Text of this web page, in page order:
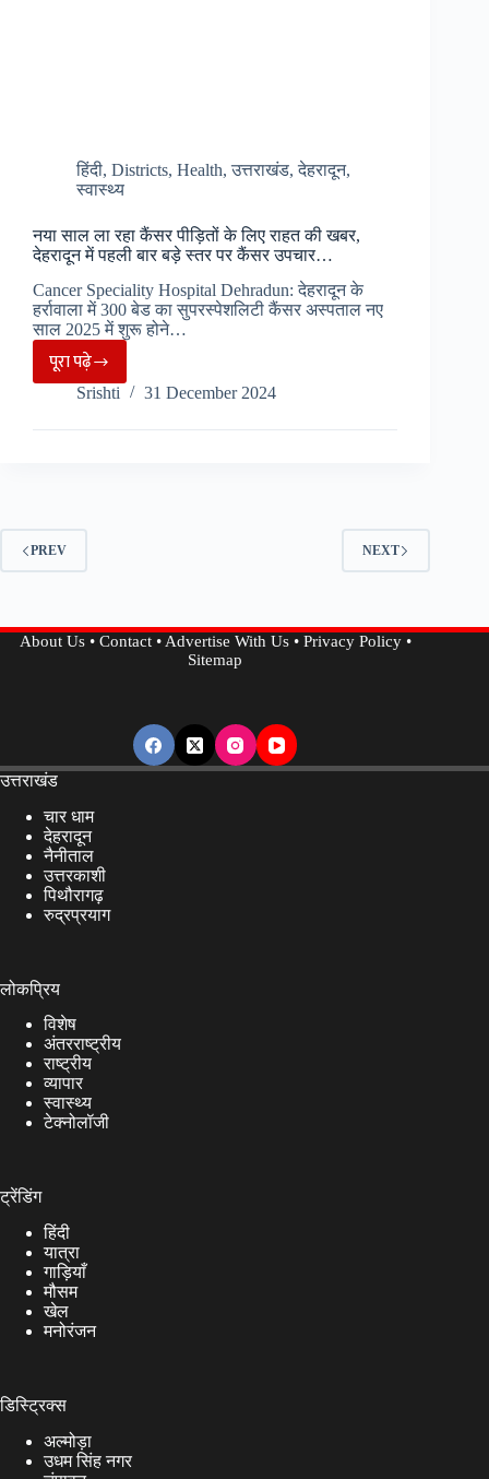
हिंदी, Districts, Health,उत्तराखंड,देहरादून,
स्वास्थ्य
नया साल ला रहा कैंसर पीड़ितों के लिए राहत की खबर,
देहरादून में पहली बार बड़े स्तर पर कैंसर उपचार…
Cancer Speciality Hospital Dehradun: देहरादून के
हर्रावाला में 300 बेड का सुपरस्पेशलिटी कैंसर अस्पताल नए
साल 2025 में शुरू होने…
पूरा पढ़े
नया
साल
ला
के
लिए
खबर,
स्तर
पर
कैंसर
उपचार…
Srishti 31 December 2024
PREV NEXT
About Us• Contact•Advertise With Us• Privacy Policy•
Sitemap
उत्तराखंड
चार धाम
देहरादून
नैनीताल
उत्तरकाशी
पिथौरागढ़
रुद्रप्रयाग
लोकप्रिय
विशेष
अंतरराष्ट्रीय
राष्ट्रीय
व्यापार
स्वास्थ्य
टेक्नोलॉजी
ट्रेंडिंग
हिंदी
यात्रा
गाड़ियाँ
मौसम
खेल
मनोरंजन
डिस्ट्रिक्स
अल्मोड़ा
उधम सिंह नगर